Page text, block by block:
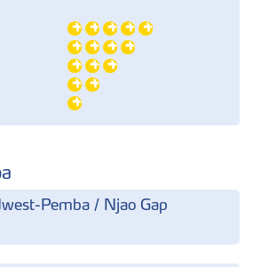
Pemba / Njao Gap